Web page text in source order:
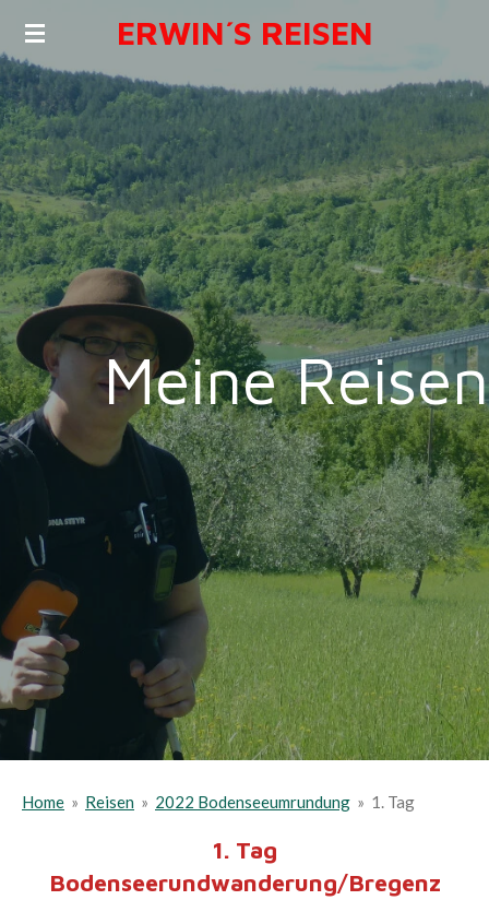
Zum
Hauptinhalt
springen
ERWIN´S REISEN
Meine Reisen
Home » Reisen » 2022 Bodenseeumrundung » 1. Tag
1. Tag
Bodenseerundwanderung/Bregenz